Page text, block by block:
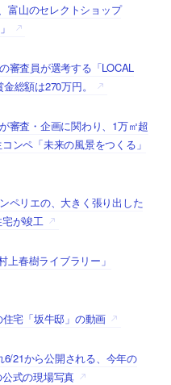
富山のセレクトショップ
審査員が選考する「LOCAL
総額は270万円。
審査・企画に関わり、1万㎡超
ンペ「未来の風景をつくる」
ペリエの、大きく張り出した
が竣工
上春樹ライブラリー」
宅「坂牛邸」の動画
21から公開される、今年の
式の現場写真